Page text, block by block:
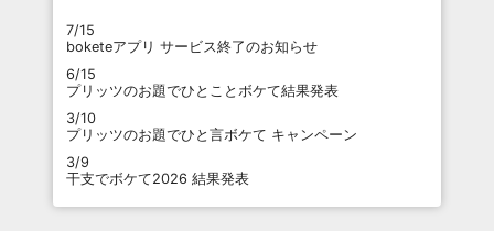
7/15
boketeアプリ サービス終了のお知らせ
6/15
プリッツのお題でひとことボケて結果発表
3/10
プリッツのお題でひと言ボケて キャンペーン
3/9
干支でボケて2026 結果発表